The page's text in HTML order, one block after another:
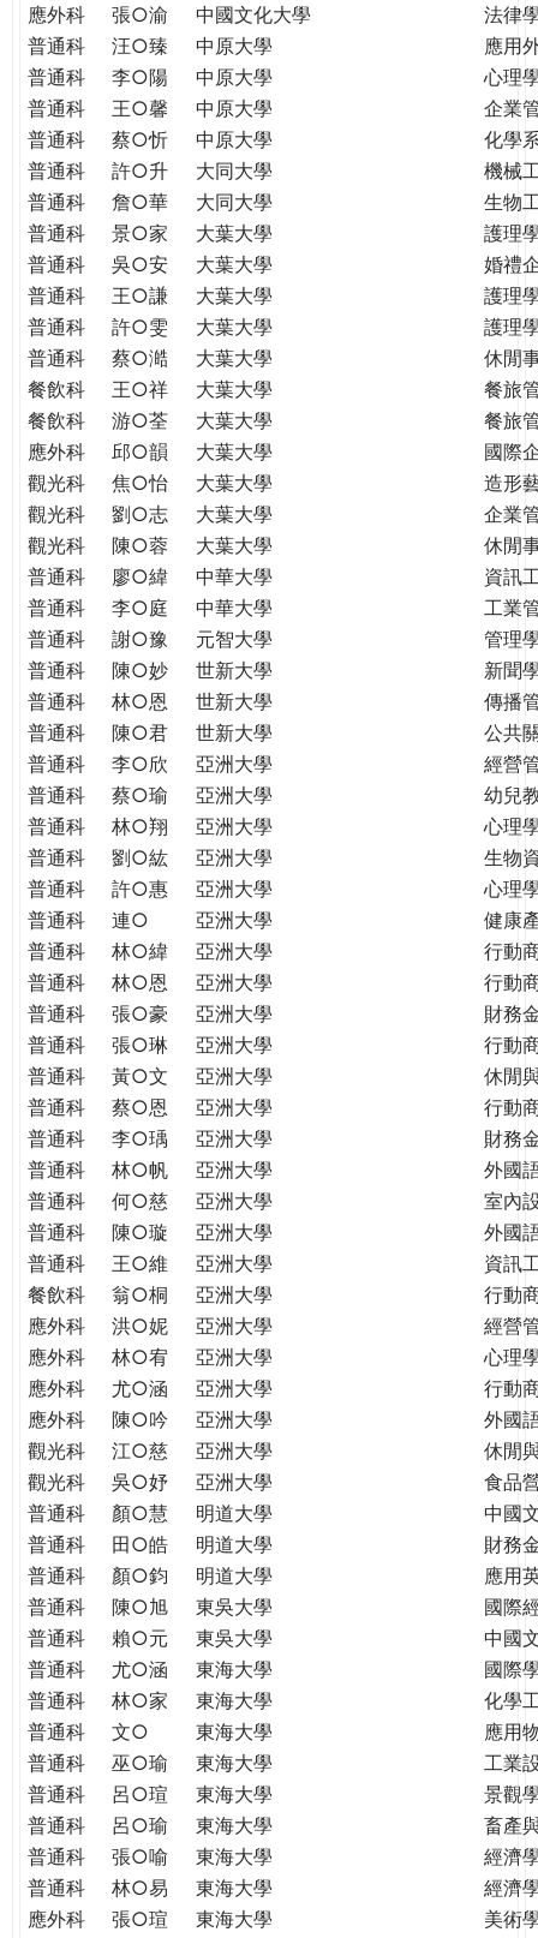
應外科
張○渝 中國文化大學
法律
普通科
汪○臻 中原大學
應用
普通科
李○陽 中原大學
心理
普通科
王○馨 中原大學
企業
普通科
蔡○忻 中原大學
化學
普通科
許○升 大同大學
機械
普通科
詹○華 大同大學
生物
普通科
景○家 大葉大學
護理
普通科
吳○安 大葉大學
婚禮
普通科
王○謙 大葉大學
護理
普通科
許○雯 大葉大學
護理
普通科
蔡○澔 大葉大學
休閒
餐飲科
王○祥 大葉大學
餐旅
餐飲科
游○荃 大葉大學
餐旅
應外科
邱○韻 大葉大學
國際
觀光科
焦○怡 大葉大學
造形
觀光科
劉○志 大葉大學
企業
觀光科
陳○蓉 大葉大學
休閒
普通科
廖○緯 中華大學
資訊
普通科
李○庭 中華大學
工業
普通科
謝○豫 元智大學
管理
普通科
陳○妙 世新大學
新聞
普通科
林○恩 世新大學
傳播
普通科
陳○君 世新大學
公共
普通科
李○欣 亞洲大學
經營
普通科
蔡○瑜 亞洲大學
幼兒
普通科
林○翔 亞洲大學
心理
普通科
劉○紘 亞洲大學
生物
普通科
許○惠 亞洲大學
心理
普通科
連○ 亞洲大學
健康
普通科
林○緯 亞洲大學
行動
普通科
林○恩 亞洲大學
行動
普通科
張○豪 亞洲大學
財務
普通科
張○琳 亞洲大學
行動
普通科
黃○文 亞洲大學
休閒
普通科
蔡○恩 亞洲大學
行動
普通科
李○瑀 亞洲大學
財務
普通科
林○帆 亞洲大學
外國
普通科
何○慈 亞洲大學
室內
普通科
陳○璇 亞洲大學
外國
普通科
王○維 亞洲大學
資訊
餐飲科
翁○桐 亞洲大學
行動
應外科
洪○妮 亞洲大學
經營
應外科
林○宥 亞洲大學
心理
應外科
尤○涵 亞洲大學
行動
應外科
陳○吟 亞洲大學
外國
觀光科
江○慈 亞洲大學
休閒
觀光科
吳○妤 亞洲大學
食品
普通科
顏○慧 明道大學
中國
普通科
田○皓 明道大學
財務
普通科
顏○鈞 明道大學
應用
普通科
陳○旭 東吳大學
國際
普通科
賴○元 東吳大學
中國
普通科
尤○涵 東海大學
國際
普通科
林○家 東海大學
化學
普通科
文○ 東海大學
應用
普通科
巫○瑜 東海大學
工業
普通科
呂○瑄 東海大學
景觀
普通科
呂○瑜 東海大學
畜產
普通科
張○喻 東海大學
經濟
普通科
林○易 東海大學
經濟
應外科
張○瑄 東海大學
美術